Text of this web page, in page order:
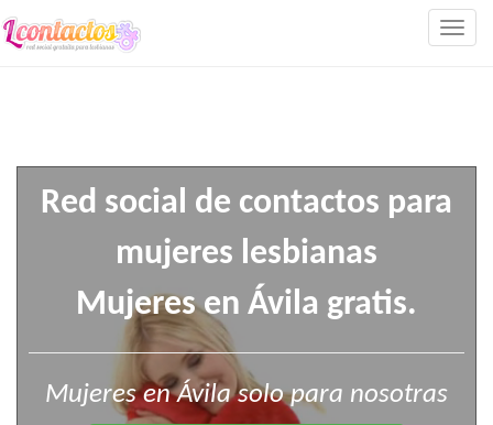
Red social de contactos para
mujeres lesbianas
Mujeres en Ávila gratis.
Mujeres en Ávila solo para nosotras